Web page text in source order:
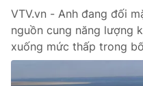
Xã hội
Pháp luật
VTV.vn - Anh đang đối
nguồn cung năng lượng
xuống mức thấp trong